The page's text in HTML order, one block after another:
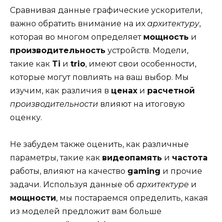
Сравнивая данные графические ускорители,
важно обратить внимание на их архитектуру,
которая во многом определяет мощность и
производительность устройств. Модели,
такие как Ti и trio, имеют свои особенности,
которые могут повлиять на ваш выбор. Мы
изучим, как различия в ценах и расчетной
производительности влияют на итоговую
оценку.
Не забудем также оценить, как различные
параметры, такие как видеопамять и частота
работы, влияют на качество gaming и прочие
задачи. Используя данные об архитектуре и
мощности, мы постараемся определить, какая
из моделей предложит вам больше